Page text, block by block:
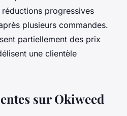
progressives
plusieurs commandes.
partiellement des prix
une clientèle
sur Okiweed